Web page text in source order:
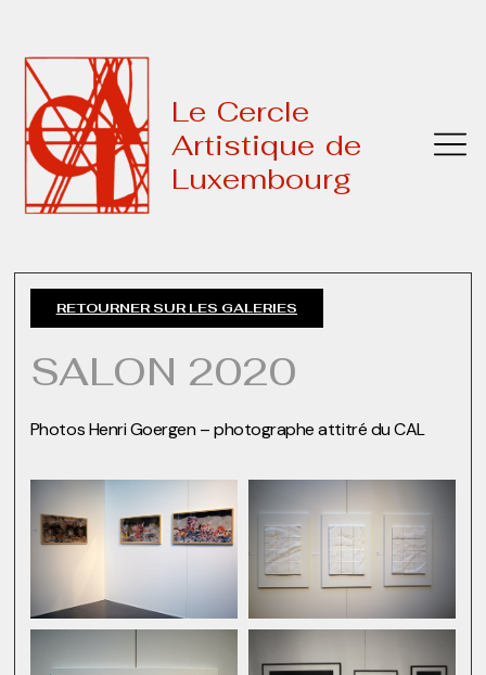
Le Cercle
Artistique de
Luxembourg
RETOURNER SUR LES GALERIES
SALON 2020
Photos Henri Goergen – photographe attitré du CAL